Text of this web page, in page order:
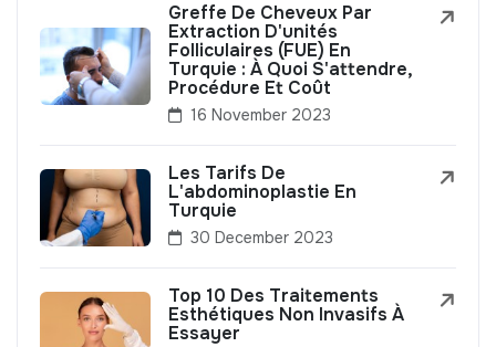
Greffe De Cheveux Par
Extraction D'unités
Folliculaires (FUE) En
Turquie : À Quoi S'attendre,
Procédure Et Coût
16 November 2023
Les Tarifs De
L'abdominoplastie En
Turquie
30 December 2023
Top 10 Des Traitements
Esthétiques Non Invasifs À
Essayer